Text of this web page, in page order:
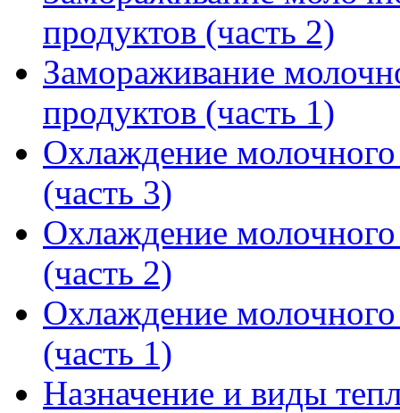
продуктов (часть 2)
Замораживание
продуктов (часть 1)
Охлаждение
(часть 3)
Охлаждение
(часть 2)
Охлаждение
(часть 1)
Назначение и виды